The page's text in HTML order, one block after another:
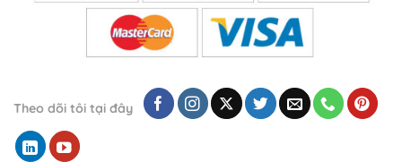
Theo dõi tôi tại đây